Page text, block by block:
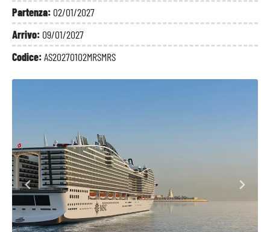
Partenza: 02/01/2027
Arrivo: 09/01/2027
Codice:AS20270102MRSMRS